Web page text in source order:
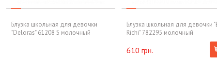
Блузка школьная для девочки
"Deloras" 61208 S молочный
Блузка школьная для девочки
Richi" 782295 молочный
610 грн.